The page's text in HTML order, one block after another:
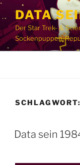
Zum
Inhalt
springen
DATA
Der Star Trek- &
Sockenpuppen-
SCHLAGWORT:
Data sein